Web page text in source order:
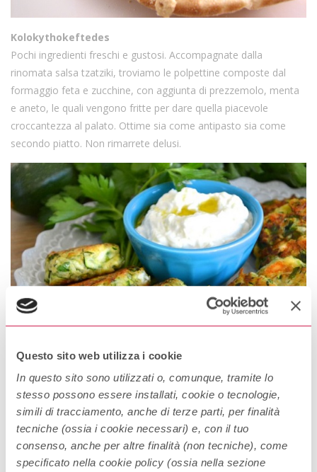
Questo sito web utilizza i cookie
In questo sito sono utilizzati o, comunque, tramite lo
stesso possono essere installati, cookie o tecnologie,
simili di tracciamento, anche di terze parti, per finalità
tecniche (ossia i cookie necessari) e, con il tuo
consenso, anche per altre finalità (non tecniche), come
specificato nella cookie policy (ossia nella sezione
Kolokythokeftedes
Pochi ingredienti freschi e gustosi. Accompagnate dalla
rinomata salsa tzatziki, troviamo le polpettine composte dal
formaggio feta e zucchine, con aggiunta di prezzemolo, menta
e aneto, le quali vengono fritte per dare quella piacevole
croccantezza al palato. Ottime sia come antipasto sia come
secondo piatto. Non rimarrete delusi.
Souvlaki
Maiale, pollo o agnello; vengono lasciati marinare nell’olio, nel
limone e nelle spezie e poi infilzati con degli spiedini. Si fanno
cuocere sui carboni et voilà, vi ritroverete nel piatto uno dei cibi